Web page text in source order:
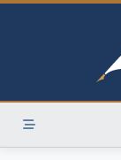
Skip